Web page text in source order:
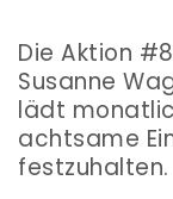
Die Aktion
Susanne
lädt
achtsame
festzuhalten.